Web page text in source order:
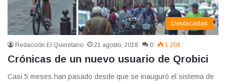
Destacadas
Redacción El Queretano 21 agosto, 2018 0 1.208
Crónicas de un nuevo usuario de Qrobici
Casi 5 meses han pasado desde que se inauguró el sistema de